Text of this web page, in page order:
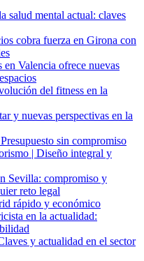
salud mental actual: claves
cobra fuerza en Girona con
Valencia ofrece nuevas
del fitness en la
y nuevas perspectivas en la
sin compromiso
| Diseño integral y
Sevilla: compromiso y
reto legal
rápido y económico
en la actualidad:
y actualidad en el sector